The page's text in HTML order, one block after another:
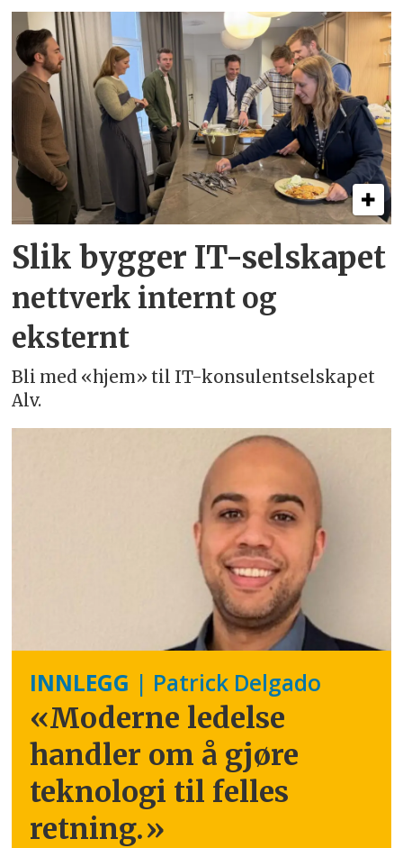
Slik bygger IT-selskapet
nettverk internt og
eksternt
Bli med «hjem» til IT-konsulentselskapet
Alv.
INNLEGG | Patrick Delgado
«Moderne ledelse
handler om å gjøre
teknologi til felles
retning.»